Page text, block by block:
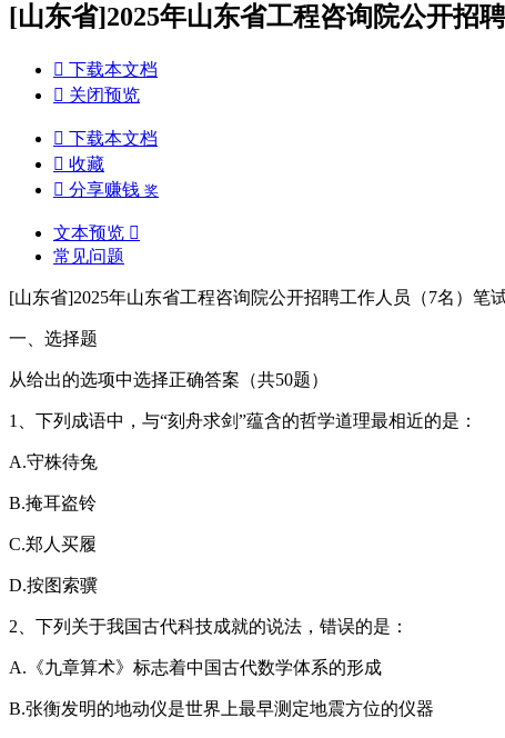
[山东省]2025年山东省工程咨询院公开招
 下载本文档
 关闭预览
 下载本文档
 收藏
 分享赚钱 奖
文本预览 
常见问题
[山东省]2025年山东省工程咨询院公开招聘工作人员（7名）笔
一、选择题
从给出的选项中选择正确答案（共50题）
1、下列成语中，与“刻舟求剑”蕴含的哲学道理最相近的是：
A.守株待兔
B.掩耳盗铃
C.郑人买履
D.按图索骥
2、下列关于我国古代科技成就的说法，错误的是：
A.《九章算术》标志着中国古代数学体系的形成
B.张衡发明的地动仪是世界上最早测定地震方位的仪器